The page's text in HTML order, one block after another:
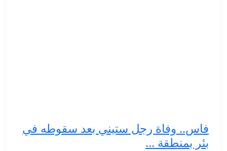
فاس.. وفاة رجل ستيني بعد سقوطه في
بئر بمنطقة ...